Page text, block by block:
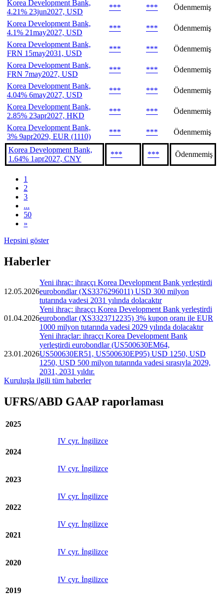
Korea Development Bank,
4.21% 23jun2027, USD
*** ***
Ödenmemiş
Korea Development Bank,
4.1% 21may2027, USD
*** ***
Ödenmemiş
Korea Development Bank,
FRN 15may2031, USD
*** ***
Ödenmemiş
Korea Development Bank,
FRN 7may2027, USD
*** ***
Ödenmemiş
Korea Development Bank,
4.04% 6may2027, USD
*** ***
Ödenmemiş
Korea Development Bank,
2.85% 23apr2027, HKD
*** ***
Ödenmemiş
Korea Development Bank,
3% 9apr2029, EUR (1110)
*** *** Ödenmemiş
Korea Development Bank,
1.64% 1apr2027, CNY
*** *** Ödenmemiş
1
2
3
...
50
»
Hepsini göster
Haberler
12.05.2026
Yeni ihraç: ihraççı Korea Development Bank yerleştirdi
eurobondlar (XS3376296011) USD 300 milyon
tutarında vadesi 2031 yılında dolacaktır
01.04.2026
Yeni ihraç: ihraççı Korea Development Bank yerleştirdi
eurobondlar (XS3323712235) 3% kupon oranı ile EUR
1000 milyon tutarında vadesi 2029 yılında dolacaktır
23.01.2026
Yeni ihraçlar: ihraççı Korea Development Bank
yerleştirdi eurobondlar (US500630EM64,
US500630ER51, US500630EP95) USD 1250, USD
1250, USD 500 milyon tutarında vadesi sırasıyla 2029,
2031, 2031 yıldır.
Kuruluşla ilgili tüm haberler
UFRS/ABD GAAP raporlaması
2025
IV çyr. İngilizce
2024
IV çyr. İngilizce
2023
IV çyr. İngilizce
2022
IV çyr. İngilizce
2021
IV çyr. İngilizce
2020
IV çyr. İngilizce
2019